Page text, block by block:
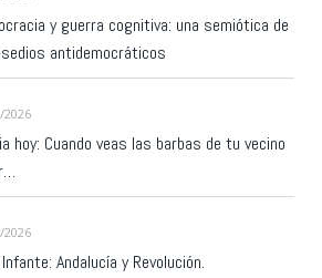
y guerra cognitiva: una semiótica de
antidemocráticos
2026
hoy: Cuando veas las barbas de tu vecino
2026
Andalucía y Revolución.